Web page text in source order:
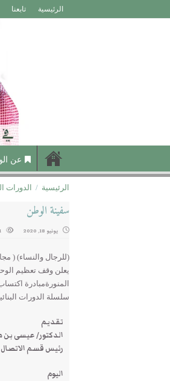
الرئيسية تابعنا
عن
الرئيسية / الدورات
سفينة الوطن
يونيو 18, 2020
(للرجال والنساء) (
يعلن وقف تعظيم
المنورةمبادرة
سلسلة الدورات
تقديم
الدكتور/ عيسى
رئيس قسم الاتصال
اليوم